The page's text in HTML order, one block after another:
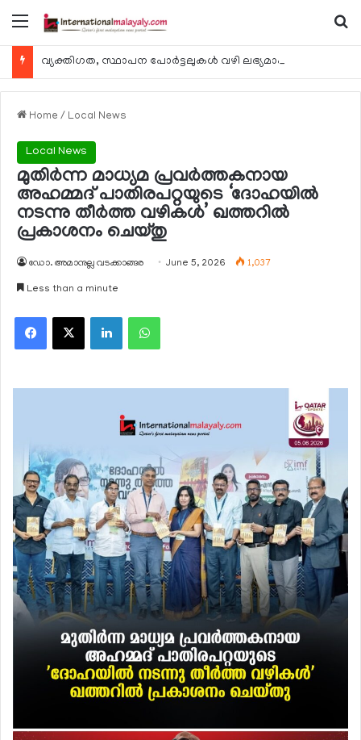
Menu
Home / Local News
Local News
മുതിര്‍ന്ന മാധ്യമ പ്രവര്‍ത്തകനായ
അഹമ്മദ് പാതിരപറ്റയുടെ ‘ദോഹയില്‍
നടന്നു തീര്‍ത്ത വഴികള്‍’ ഖത്തറില്‍
പ്രകാശനം ചെയ്തു
ഡോ. അമാനുല്ല വടക്കാങ്ങര June 5, 2026 1,037
Less than a minute
Facebook
X LinkedInWhatsApp